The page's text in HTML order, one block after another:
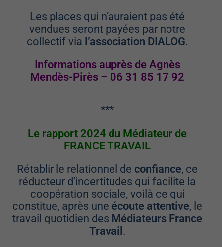
Les places qui n’auraient pas été
vendues seront payées par notre
collectif via l’association DIALOG.
Informations auprès de Agnès
Mendès-Pirès – 06 31 85 17 92
***
Le rapport 2024 du Médiateur de
FRANCE TRAVAIL
Rétablir le relationnel de confiance, ce
réducteur d’incertitudes qui facilite la
coopération sociale, voilà ce qui
constitue, après une écoute attentive, le
travail quotidien des Médiateurs France
Travail .